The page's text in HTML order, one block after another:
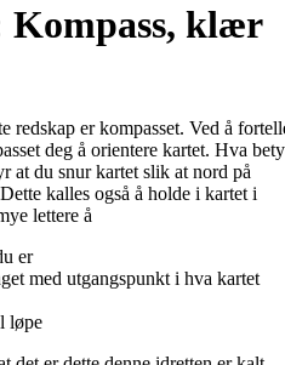
Kompass, klær
redskap er kompasset. Ved å
deg å orientere kartet. Hva
at du snur kartet slik at nord på
kalles også å holde i kartet i
lettere å
er
med utgangspunkt i hva kartet
løpe